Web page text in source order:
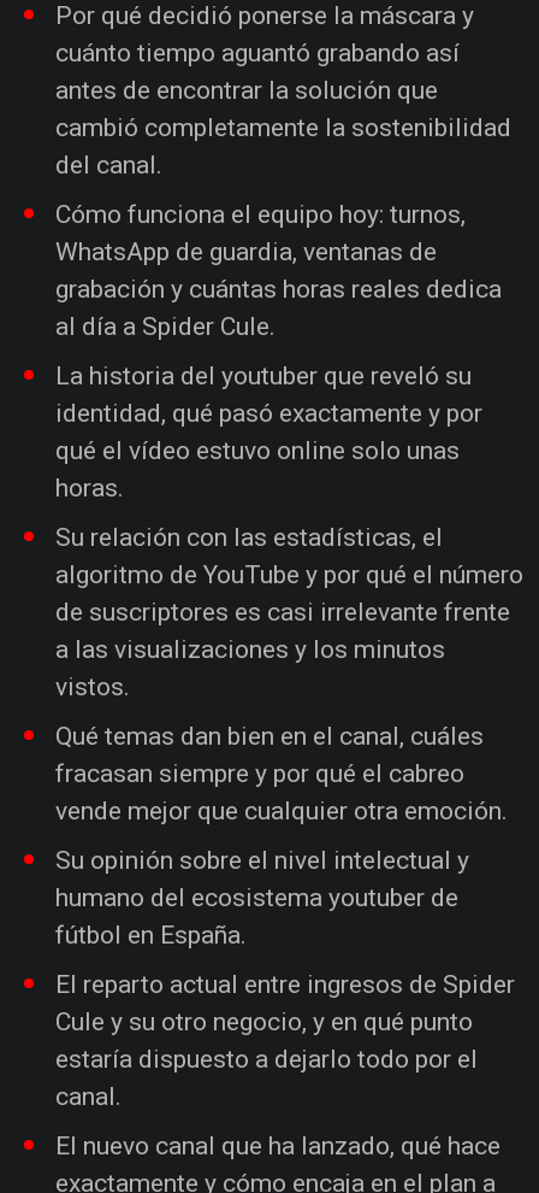
Por qué decidió ponerse la máscara y
cuánto tiempo aguantó grabando así
antes de encontrar la solución que
cambió completamente la sostenibilidad
del canal.
Cómo funciona el equipo hoy: turnos,
WhatsApp de guardia, ventanas de
grabación y cuántas horas reales dedica
al día a Spider Cule.
La historia del youtuber que reveló su
identidad, qué pasó exactamente y por
qué el vídeo estuvo online solo unas
horas.
Su relación con las estadísticas, el
algoritmo de YouTube y por qué el número
de suscriptores es casi irrelevante frente
a las visualizaciones y los minutos
vistos.
Qué temas dan bien en el canal, cuáles
fracasan siempre y por qué el cabreo
vende mejor que cualquier otra emoción.
Su opinión sobre el nivel intelectual y
humano del ecosistema youtuber de
fútbol en España.
El reparto actual entre ingresos de Spider
Cule y su otro negocio, y en qué punto
estaría dispuesto a dejarlo todo por el
canal.
El nuevo canal que ha lanzado, qué hace
exactamente y cómo encaja en el plan a